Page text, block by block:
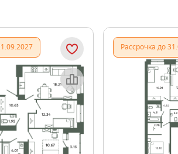
Объект месяца
Рассрочка до